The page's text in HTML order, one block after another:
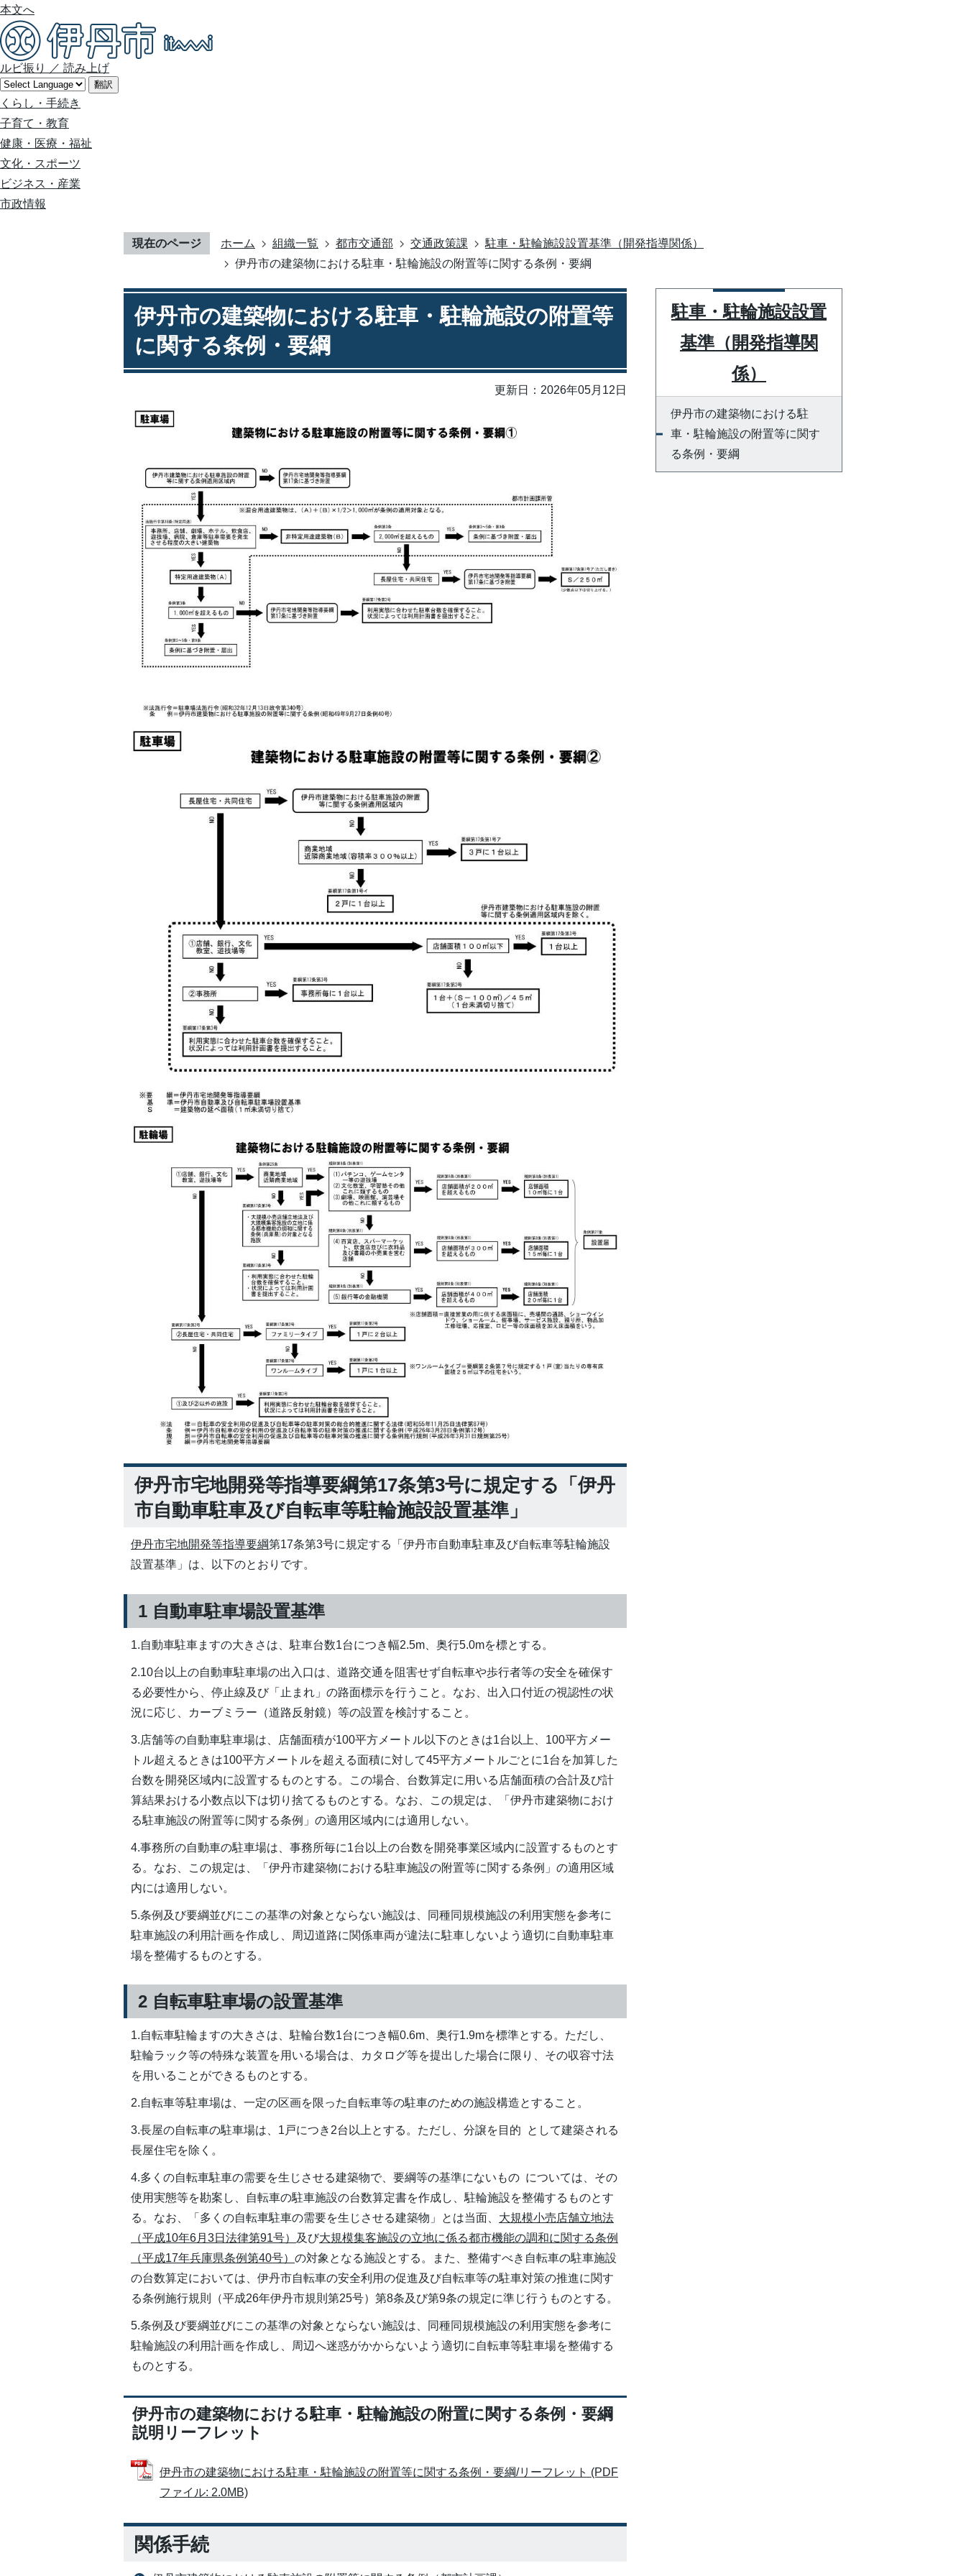
本文へ
ルビ振り ／ 読み上げ
翻訳
くらし・手続き
子育て・教育
健康・医療・福祉
文化・スポーツ
ビジネス・産業
市政情報
現在のページ ホーム 組織一覧 都市交通部 交通政策課
駐車・駐輪施設設置基準（開発指導関係）
伊丹市の建築物における駐車・駐輪施設の附置等に関する条例・要綱
伊丹市の建築物における駐車・駐輪施設の附置等
に関する条例・要綱
更新日：2026年05月12日
伊丹市宅地開発等指導要綱第17条第3号に規定する「伊丹
市自動車駐車及び自転車等駐輪施設設置基準」
伊丹市宅地開発等指導要綱第17条第3号に規定する「伊丹市自動車駐車及び自転車等駐輪施設
設置基準」は、以下のとおりです。
1 自動車駐車場設置基準
1.自動車駐車ますの大きさは、駐車台数1台につき幅2.5m、奥行5.0mを標とする。
2.10台以上の自動車駐車場の出入口は、道路交通を阻害せず自転車や歩行者等の安全を確保す
る必要性から、停止線及び「止まれ」の路面標示を行うこと。なお、出入口付近の視認性の状
況に応じ、カーブミラー（道路反射鏡）等の設置を検討すること。
3.店舗等の自動車駐車場は、店舗面積が100平方メートル以下のときは1台以上、100平方メー
トル超えるときは100平方メートルを超える面積に対して45平方メートルごとに1台を加算した
台数を開発区域内に設置するものとする。この場合、台数算定に用いる店舗面積の合計及び計
算結果おける小数点以下は切り捨てるものとする。なお、この規定は、「伊丹市建築物におけ
る駐車施設の附置等に関する条例」の適用区域内には適用しない。
4.事務所の自動車の駐車場は、事務所毎に1台以上の台数を開発事業区域内に設置するものとす
る。なお、この規定は、「伊丹市建築物における駐車施設の附置等に関する条例」の適用区域
内には適用しない。
5.条例及び要綱並びにこの基準の対象とならない施設は、同種同規模施設の利用実態を参考に
駐車施設の利用計画を作成し、周辺道路に関係車両が違法に駐車しないよう適切に自動車駐車
場を整備するものとする。
2 自転車駐車場の設置基準
1.自転車駐輪ますの大きさは、駐輪台数1台につき幅0.6m、奥行1.9mを標準とする。ただし、
駐輪ラック等の特殊な装置を用いる場合は、カタログ等を提出した場合に限り、その収容寸法
を用いることができるものとする。
2.自転車等駐車場は、一定の区画を限った自転車等の駐車のための施設構造とすること。
3.長屋の自転車の駐車場は、1戸につき2台以上とする。ただし、分譲を目的 として建築される
長屋住宅を除く。
4.多くの自転車駐車の需要を生じさせる建築物で、要綱等の基準にないもの については、その
使用実態等を勘案し、自転車の駐車施設の台数算定書を作成し、駐輪施設を整備するものとす
る。なお、「多くの自転車駐車の需要を生じさせる建築物」とは当面、 大規模小売店舗立地法
（平成10年6月3日法律第91号） 及び大規模集客施設の立地に係る都市機能の調和に関する条例
（平成17年兵庫県条例第40号） の対象となる施設とする。また、整備すべき自転車の駐車施設
の台数算定においては、伊丹市自転車の安全利用の促進及び自転車等の駐車対策の推進に関す
る条例施行規則（平成26年伊丹市規則第25号）第8条及び第9条の規定に準じ行うものとする。
5.条例及び要綱並びにこの基準の対象とならない施設は、同種同規模施設の利用実態を参考に
駐輪施設の利用計画を作成し、周辺へ迷惑がかからないよう適切に自転車等駐車場を整備する
ものとする。
伊丹市の建築物における駐車・駐輪施設の附置に関する条例・要綱
説明リーフレット
伊丹市の建築物における駐車・駐輪施設の附置等に関する条例・要綱/リーフレット (PDF
ファイル: 2.0MB)
関係手続
駐車・駐輪施設設置
基準（開発指導関
係）
伊丹市の建築物における駐
車・駐輪施設の附置等に関す
る条例・要綱